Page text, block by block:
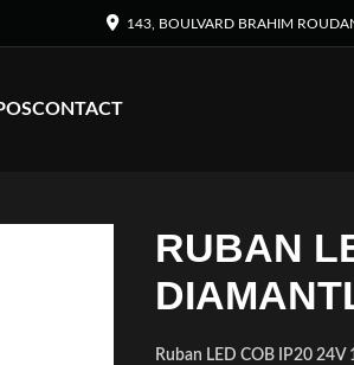
143, BOULVARD BRAHIM
CONTACT
RUBAN
Ruban LED COB IP20